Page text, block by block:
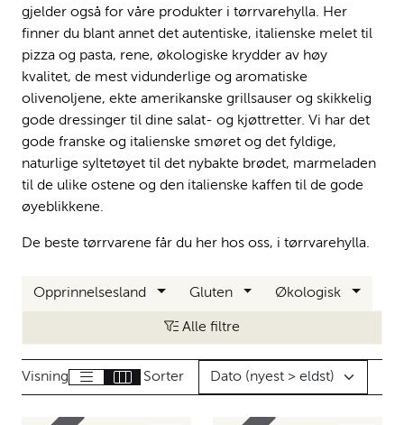
gjelder også for våre produkter i tørrvarehylla. Her
finner du blant annet det autentiske, italienske melet til
pizza og pasta, rene, økologiske krydder av høy
kvalitet, de mest vidunderlige og aromatiske
olivenoljene, ekte amerikanske grillsauser og skikkelig
gode dressinger til dine salat- og kjøttretter. Vi har det
gode franske og italienske smøret og det fyldige,
naturlige syltetøyet til det nybakte brødet, marmeladen
til de ulike ostene og den italienske kaffen til de gode
øyeblikkene.
De beste tørrvarene får du her hos oss, i tørrvarehylla.
Opprinnelsesland Gluten Økologisk
Alle filtre
Visning Sorter